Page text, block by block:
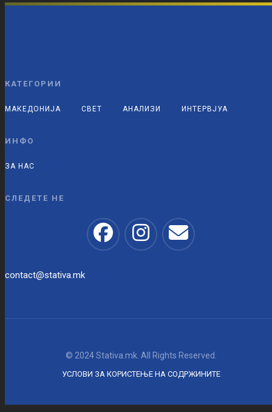
КАТЕГОРИИ
МАКЕДОНИЈА СВЕТ АНАЛИЗИ ИНТЕРВЈУА
ИНФО
ЗА НАС
СЛЕДЕТЕ НЕ
contact@stativa.mk
© 2024 Stativa.mk. All Rights Reserved.
УСЛОВИ ЗА КОРИСТЕЊЕ НА СОДРЖИНИТЕ